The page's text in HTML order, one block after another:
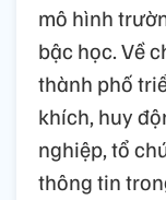
mô hình
bậc học. Về
thành phố
khích, huy
nghiệp, tổ
thông tin